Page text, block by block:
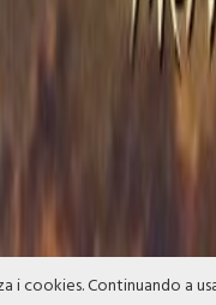
i cookies. Continuando a